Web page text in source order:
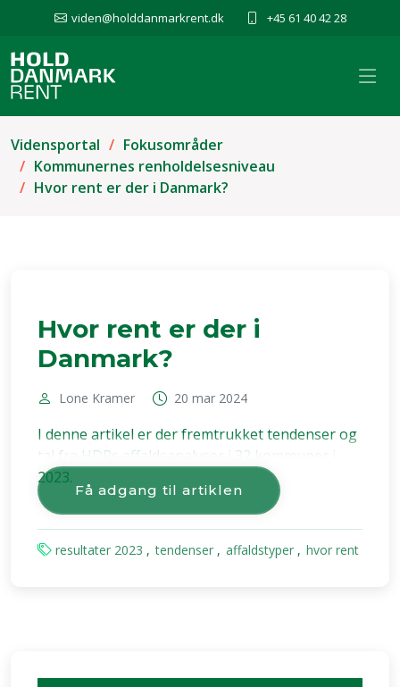
viden@holddanmarkrent.dk +45 61 40 42 28
Vidensportal
Fokusområder
Kommunernes renholdelsesniveau
Hvor rent er der i Danmark?
Hvor rent er der i
Danmark?
Lone Kramer 20 mar 2024
I denne artikel er der fremtrukket tendenser og
tal fra HDRs affaldsanalyser i 32 kommuner i
2023.
Få adgang til artiklen
resultater 2023 tendenser affaldstyper hvor rent